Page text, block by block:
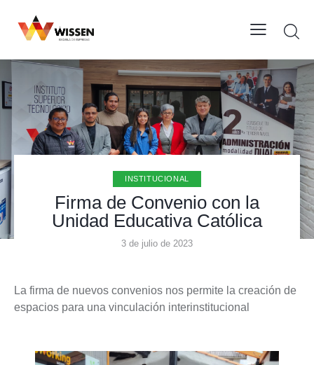
INSTITUCIONAL
Firma de Convenio con la
Unidad Educativa Católica
3 de julio de 2023
La firma de nuevos convenios nos permite la creación de
espacios para una vinculación interinstitucional